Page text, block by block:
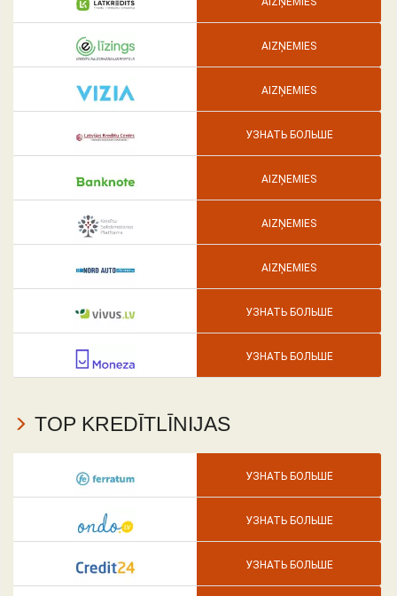
AIZŅEMIES
AIZŅEMIES
УЗНАТЬ БОЛЬШЕ
AIZŅEMIES
AIZŅEMIES
AIZŅEMIES
УЗНАТЬ БОЛЬШЕ
УЗНАТЬ БОЛЬШЕ
TOP KREDĪTLĪNIJAS
УЗНАТЬ БОЛЬШЕ
УЗНАТЬ БОЛЬШЕ
УЗНАТЬ БОЛЬШЕ